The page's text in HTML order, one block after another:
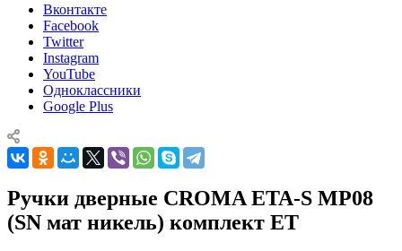
Вконтакте
Facebook
Twitter
Instagram
YouTube
Одноклассники
Google Plus
Ручки дверные CROMA ETA-S MP08
(SN мат никель) комплект ET